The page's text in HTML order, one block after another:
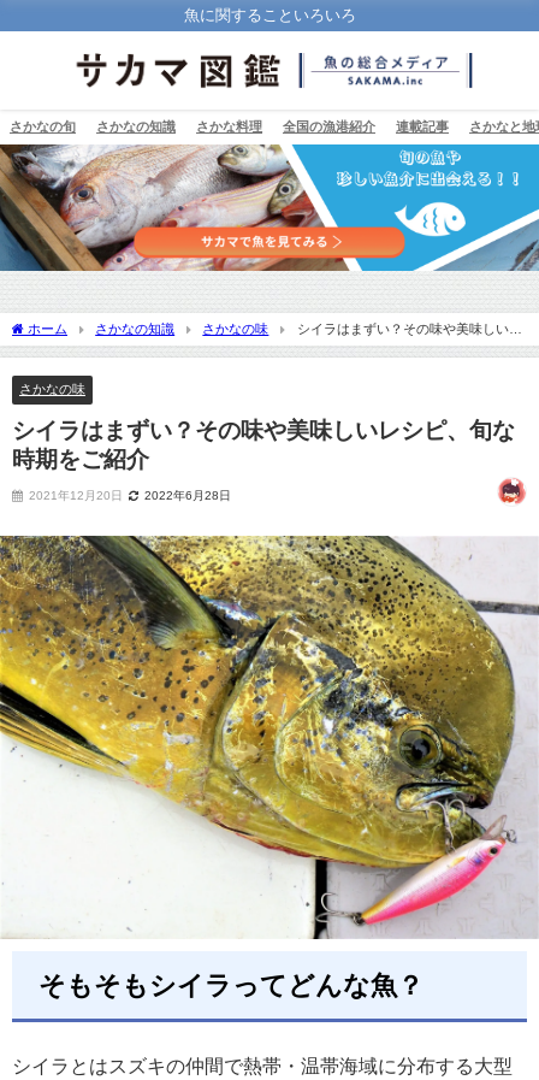
魚に関することいろいろ
さかなの旬 さかなの知識 さかな料理 全国の漁港紹介 連載記事 さかなと地
ホーム さかなの知識 さかなの味
シイラはまずい？その味や美味しいレ
シピ、旬な時期をご紹介
さかなの味
シイラはまずい？その味や美味しいレシピ、旬な
時期をご紹介
2021年12月20日 2022年6月28日
そもそもシイラってどんな魚？
シイラとはスズキの仲間で熱帯・温帯海域に分布する大型